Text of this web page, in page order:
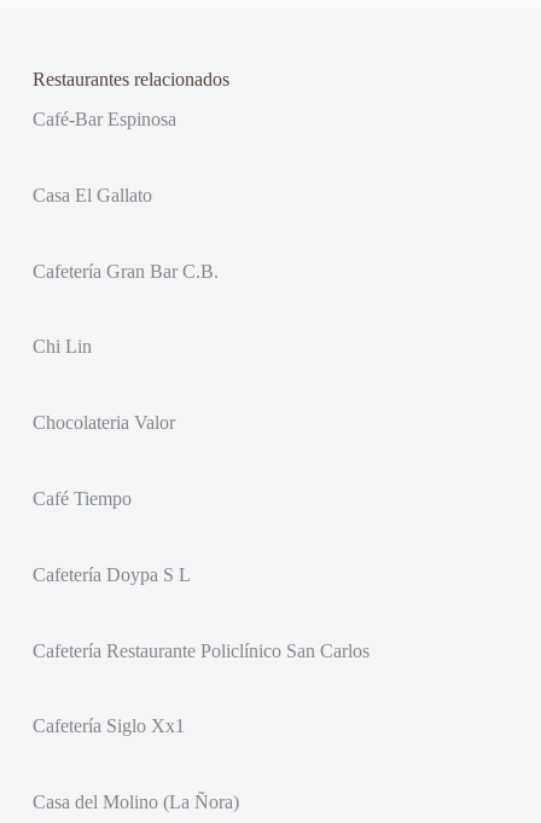
Restaurantes relacionados
Café-Bar Espinosa
Casa El Gallato
Cafetería Gran Bar C.B.
Chi Lin
Chocolateria Valor
Café Tiempo
Cafetería Doypa S L
Cafetería Restaurante Policlínico San Carlos
Cafetería Siglo Xx1
Casa del Molino (La Ñora)